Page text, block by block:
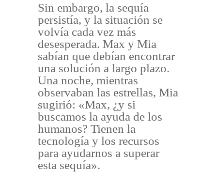
Sin embargo, la sequía
persistía, y la situación se
volvía cada vez más
desesperada. Max y Mia
sabían que debían encontrar
una solución a largo plazo.
Una noche, mientras
observaban las estrellas, Mia
sugirió: «Max, ¿y si
buscamos la ayuda de los
humanos? Tienen la
tecnología y los recursos
para ayudarnos a superar
esta sequía».